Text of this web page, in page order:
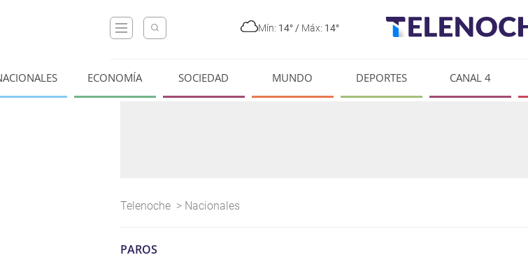
Mín: 14° / Máx: 14°
ECONOMÍA SOCIEDAD MUNDO DEPORTES CANAL 4
Telenoche > Nacionales
PAROS